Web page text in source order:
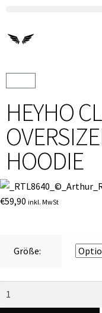
HEYHO
HOODIE
€59,90 inkl. MwSt
Größe: